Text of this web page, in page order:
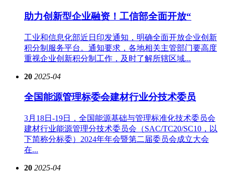
助力创新型企业融资！工信部全面开放“
工业和信息化部近日印发通知，明确全面开放企业创新
积分制服务平台。通知要求，各地相关主管部门要高度
重视企业创新积分制工作，及时了解所辖区域...
20 2025-04
全国能源管理标委会建材行业分技术委员
3月18日-19日，全国能源基础与管理标准化技术委员会
建材行业能源管理分技术委员会（SAC/TC20/SC10，以
下简称分标委）2024年年会暨第二届委员会成立大会
在...
20 2025-04